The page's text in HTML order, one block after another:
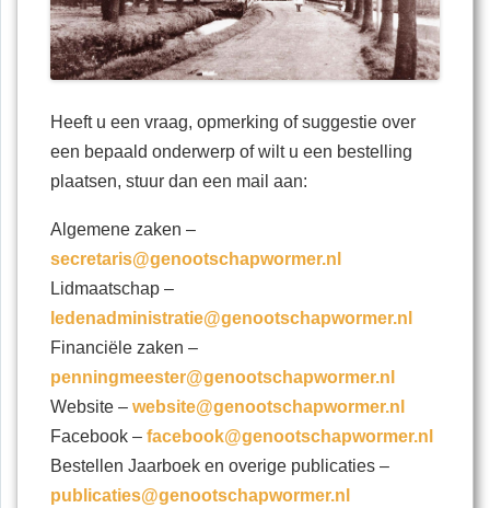
Heeft u een vraag, opmerking of suggestie over
een bepaald onderwerp of wilt u een bestelling
plaatsen, stuur dan een mail aan:
Algemene zaken –
secretaris@genootschapwormer.nl
Lidmaatschap –
ledenadministratie@genootschapwormer.nl
Financiële zaken –
penningmeester@genootschapwormer.nl
Website – website@genootschapwormer.nl
Facebook – facebook@genootschapwormer.nl
Bestellen Jaarboek en overige publicaties –
publicaties@genootschapwormer.nl